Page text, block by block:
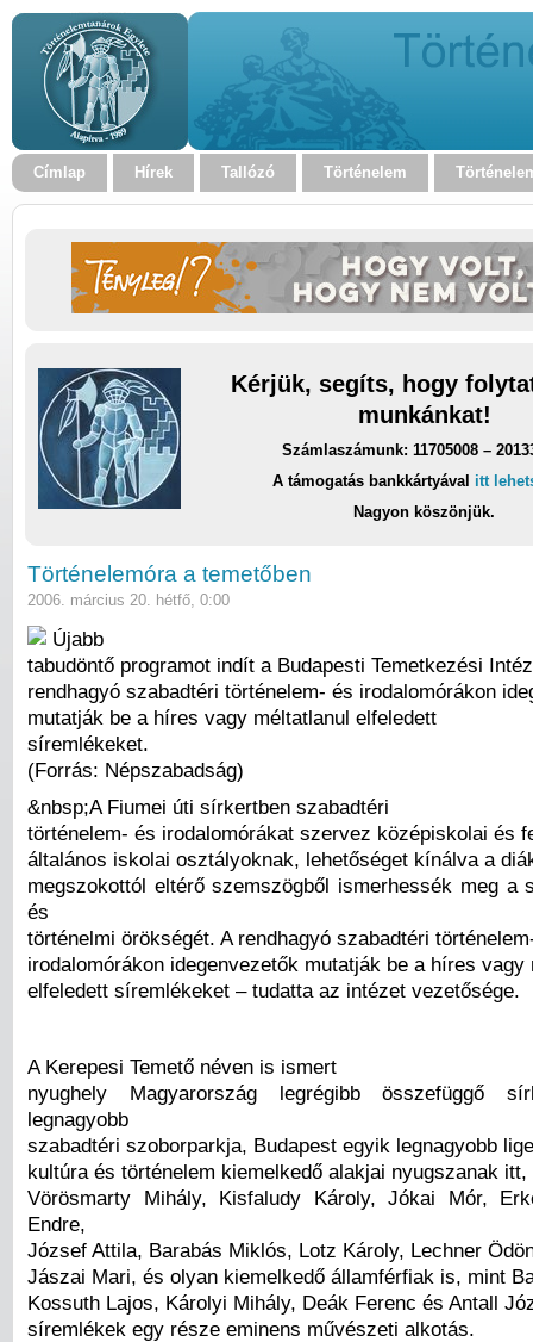
Címlap Hírek Tallózó Történelem
Kérjük, segíts, hogy
munkánkat!
Számlaszámunk: 11705008 –
A támogatás bankkártyával itt
Nagyon köszönjük.
Történelemóra a temetőben
2006. március 20. hétfő, 0:00
Újabb
tabudöntő programot indít a Budapesti Temetkezési
rendhagyó szabadtéri történelem- és irodalomórákon
mutatják be a híres vagy méltatlanul elfeledett
síremlékeket.
(Forrás: Népszabadság)
&nbsp;A Fiumei úti sírkertben szabadtéri
történelem- és irodalomórákat szervez középiskolai és
általános iskolai osztályoknak, lehetőséget kínálva a
megszokottól eltérő szemszögből ismerhessék meg a
és
történelmi örökségét. A rendhagyó szabadtéri
irodalomórákon idegenvezetők mutatják be a híres vagy
elfeledett síremlékeket – tudatta az intézet vezetősége.
A Kerepesi Temető néven is ismert
nyughely Magyarország legrégibb összefüggő
legnagyobb
szabadtéri szoborparkja, Budapest egyik legnagyobb
kultúra és történelem kiemelkedő alakjai nyugszanak
Vörösmarty Mihály, Kisfaludy Károly, Jókai Mór,
Endre,
József Attila, Barabás Miklós, Lotz Károly, Lechner
Jászai Mari, és olyan kiemelkedő államférfiak is, mint
Kossuth Lajos, Károlyi Mihály, Deák Ferenc és Antall
síremlékek egy része eminens művészeti alkotás.